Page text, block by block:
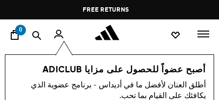
Pause
promotion
rotation
FREE DELIVERY OVER 60 OMR
0
أصبح عضواً للحصول على مزايا ADICLUB
أطلق العنان لأفضل ما في أديداس - برنامج عضوية الذي
يكافئك على القيام بما تحب.
اسلوب حياة
3 شريط الحياة (11897)